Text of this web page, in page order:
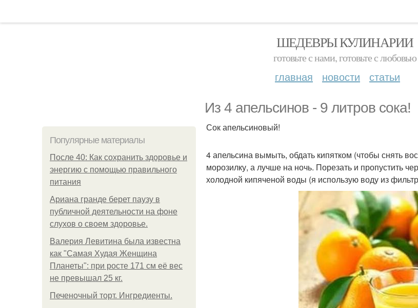
ШЕДЕВРЫ КУЛИНАРИИ
готовьте с нами, готовьте с любовью
главная новости статьи
Из 4 апельсинов - 9 литров сока!
Популярные материалы
После 40: Как сохранить здоровье и
энергию с помощью правильного
питания
Ариана гранде берет паузу в
публичной деятельности на фоне
слухов о своем здоровье.
Валерия Левитина была известна
как "Самая Худая Женщина
Планеты": при росте 171 см её вес
не превышал 25 кг.
Печеночный торт. Ингредиенты.
Сок апельсиновый!
4 апельсина вымыть, обдать кипятком (чтобы снять
морозилку, а лучше на ночь. Порезать и пропустить
холодной кипяченой воды (я использую воду из